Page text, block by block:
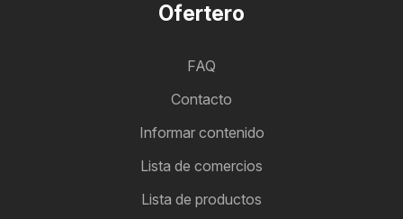
Ofertero
FAQ
Contacto
Informar contenido
Lista de comercios
Lista de productos